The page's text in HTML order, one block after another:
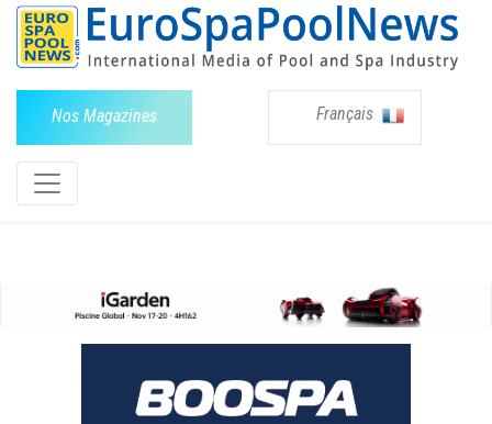
Nos Magazines Français